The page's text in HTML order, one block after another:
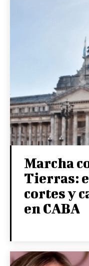
Marcha
Tierras:
cortes y
en CABA